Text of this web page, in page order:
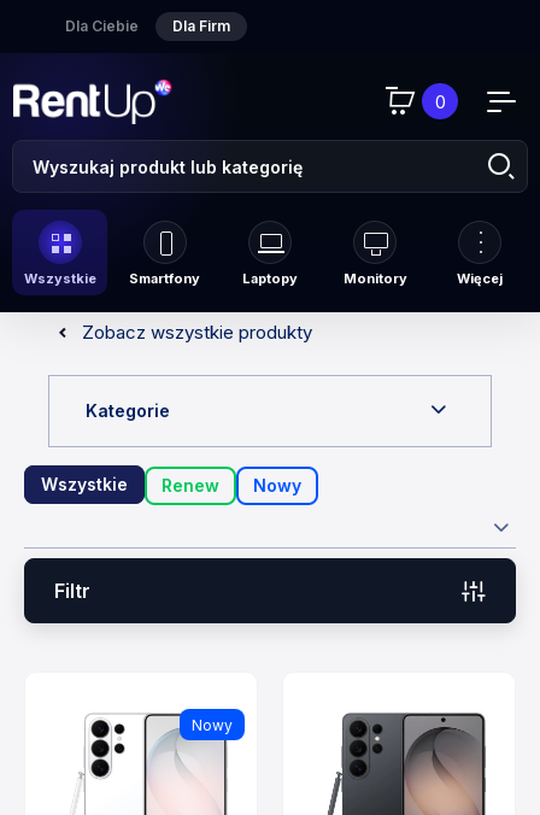
Dla Ciebie Dla Firm
0
Wszystkie Smartfony Laptopy Monitory Więcej
Zobacz wszystkie produkty
Kategorie
Wszystkie Renew Nowy
Filtr
Nowy